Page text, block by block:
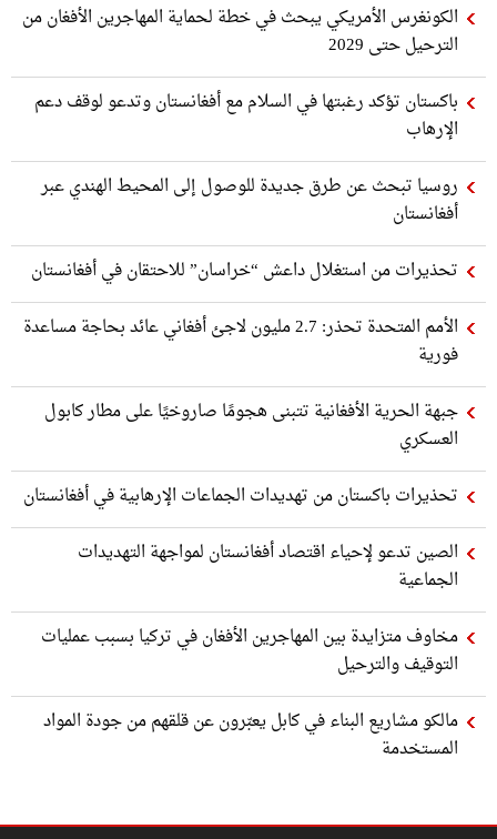
الكونغرس الأمريكي يبحث في خطة لحماية المهاجرين الأفغان من
الترحيل حتى 2029
باكستان تؤكد رغبتها في السلام مع أفغانستان وتدعو لوقف دعم
الإرهاب
روسيا تبحث عن طرق جديدة للوصول إلى المحيط الهندي عبر
أفغانستان
تحذيرات من استغلال داعش “خراسان” للاحتقان في أفغانستان
الأمم المتحدة تحذر: 2.7 مليون لاجئ أفغاني عائد بحاجة مساعدة
فورية
جبهة الحرية الأفغانية تتبنى هجومًا صاروخيًا على مطار كابول
العسكري
تحذيرات باكستان من تهديدات الجماعات الإرهابية في أفغانستان
الصين تدعو لإحياء اقتصاد أفغانستان لمواجهة التهديدات
الجماعية
مخاوف متزايدة بين المهاجرين الأفغان في تركيا بسبب عمليات
التوقيف والترحيل
مالكو مشاريع البناء في كابل يعبّرون عن قلقهم من جودة المواد
المستخدمة